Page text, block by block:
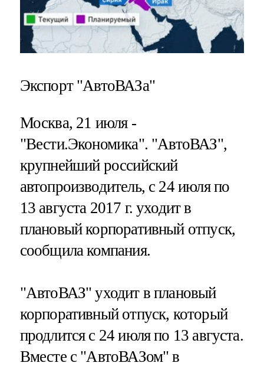
Экспорт "АвтоВАЗа"
Москва, 21 июля -
"Вести.Экономика". "АвтоВАЗ",
крупнейший российский
автопроизводитель, с 24 июля по
13 августа 2017 г. уходит в
плановый корпоративный отпуск,
сообщила компания.
"АвтоВАЗ" уходит в плановый
корпоративный отпуск, который
продлится с 24 июля по 13 августа.
Вместе с "АвтоВАЗом" в